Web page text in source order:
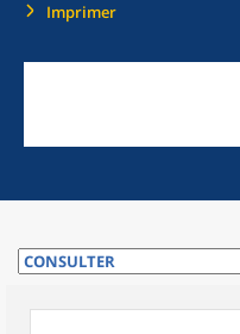
Imprimer